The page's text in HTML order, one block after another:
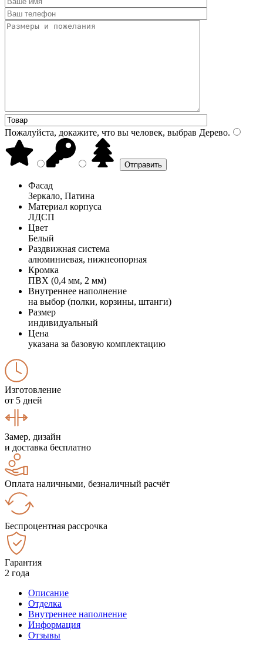
Пожалуйста, докажите, что вы человек, выбрав Дерево.
Фасад
Зеркало, Патина
Материал корпуса
ЛДСП
Цвет
Белый
Раздвижная система
алюминиевая, нижнеопорная
Кромка
ПВХ (0,4 мм, 2 мм)
Внутреннее наполнение
на выбор (полки, корзины, штанги)
Размер
индивидуальный
Цена
указана за базовую комплектацию
Изготовление
от 5 дней
Замер, дизайн
и доставка бесплатно
Оплата наличными, безналичный расчёт
Беспроцентная рассрочка
Гарантия
2 года
Описание
Отделка
Внутреннее наполнение
Информация
Отзывы